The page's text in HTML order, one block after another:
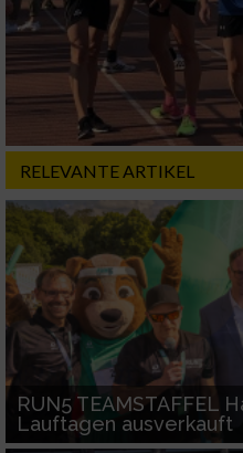
RELEVANTE ARTIKEL
RUN5 TEAMSTAFFEL
Lauftagen ausverkauft